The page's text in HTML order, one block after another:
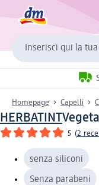
Inserisci qui la
Homepage Capelli
HERBATINT
5 (2
senza siliconi
Senza parabeni